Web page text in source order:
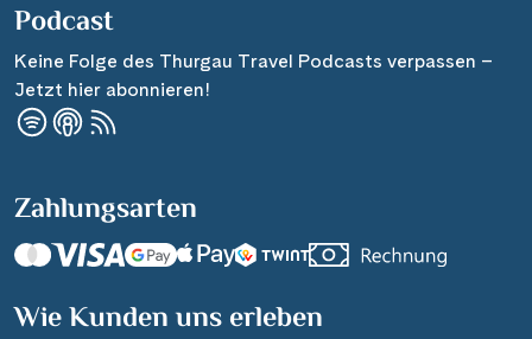
Podcast
Keine Folge des Thurgau Travel Podcasts verpassen –
Jetzt hier abonnieren!
Zahlungsarten
Wie Kunden uns erleben
Suchen & Buchen